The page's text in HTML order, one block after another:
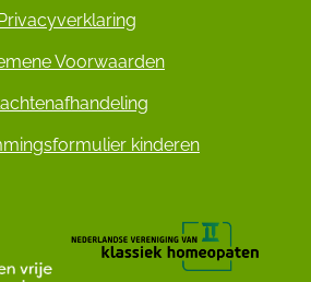
Voorwaarden
kinderen